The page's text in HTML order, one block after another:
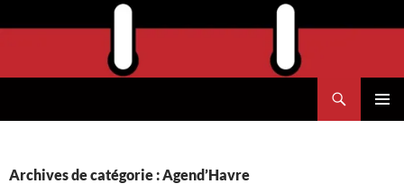
au
Archives de catégorie : Agend’Havre